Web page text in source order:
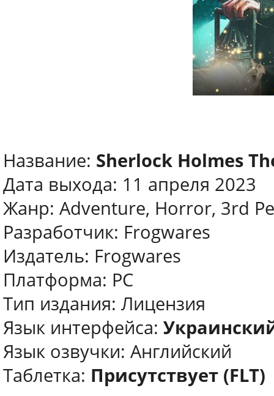
Название: Sherlock Holmes
Дата выхода: 11 апреля 2023
Жанр: Adventure, Horror, 3rd
Разработчик: Frogwares
Издатель: Frogwares
Платформа: PC
Тип издания: Лицензия
Язык интерфейса:
Язык озвучки: Английский
Таблетка: Присутствует (FLT)